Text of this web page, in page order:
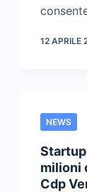
12 APRILE
NEWS
milioni
Cdp